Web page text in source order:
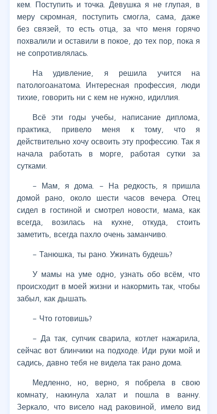
кем. Поступить и точка. Девушка я не глупая, в
меру скромная, поступить смогла, сама, даже
без связей, то есть отца, за что меня горячо
похвалили и оставили в покое, до тех пор, пока я
не сопротивлялась.
На удивление, я решила учится на
патологоанатома. Интересная профессия, люди
тихие, говорить ни с кем не нужно, идиллия.
Всё эти годы учебы, написание диплома,
практика, привело меня к тому, что я
действительно хочу освоить эту профессию. Так я
начала работать в морге, работая сутки за
сутками.
– Мам, я дома. – На редкость, я пришла
домой рано, около шести часов вечера. Отец
сидел в гостиной и смотрел новости, мама, как
всегда, возилась на кухне, откуда, стоить
заметить, всегда пахло очень заманчиво.
– Танюшка, ты рано. Ужинать будешь?
У мамы на уме одно, узнать обо всём, что
происходит в моей жизни и накормить так, чтобы
забыл, как дышать.
– Что готовишь?
– Да так, супчик сварила, котлет нажарила,
сейчас вот блинчики на подходе. Иди руки мой и
садись, давно тебя не видела так рано дома.
Медленно, но, верно, я побрела в свою
комнату, накинула халат и пошла в ванну.
Зеркало, что висело над раковиной, имело вид